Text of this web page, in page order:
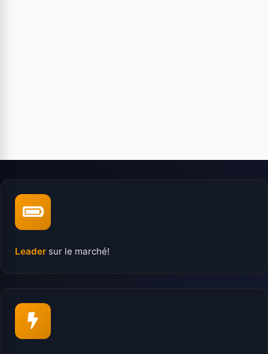
Leader sur le marché!